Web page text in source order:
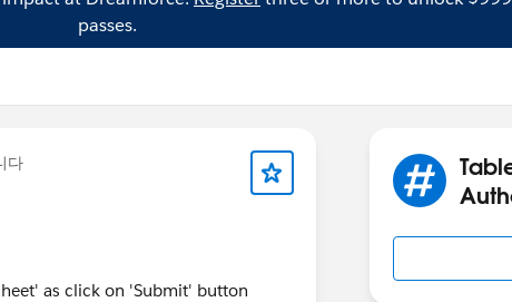
passes.
다
as click on 'Submit' button